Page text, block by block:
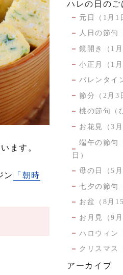
ます。
ン
「朝時
ハレの日のご
元日（1月1
人日の節句
鏡開き（1月
小正月（1月
バレンタイ
節分（2月3
桃の節句（
お花見（3
端午の節句
日）
母の日（5
七夕の節句
お盆（8月15
お月見（9
ハロウィン
クリスマス
アーカイブ